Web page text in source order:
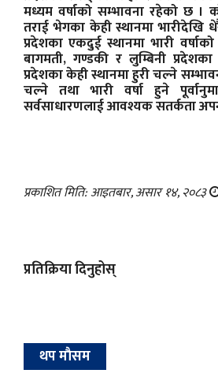
मध्यम वर्षाको सम्भावना रहेको छ ।
तराई भेगका केही स्थानमा भारीदेखि
प्रदेशका एकदुई स्थानमा भारी
बागमती, गण्डकी र लुम्बिनी
प्रदेशका केही स्थानमा हुरी चल्ने
चल्ने तथा भारी वर्षा हुने
सर्वसाधारणलाई आवश्यक सतर्कता
प्रकाशित मिति: आइतबार, असार १४, २०८३
प्रतिक्रिया दिनुहोस्
थप माैसम